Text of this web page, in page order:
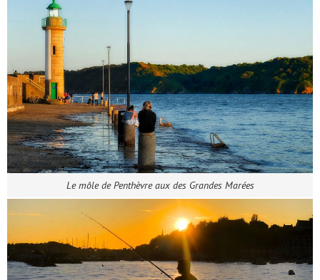
Le môle de Penthèvre aux des Grandes Marées